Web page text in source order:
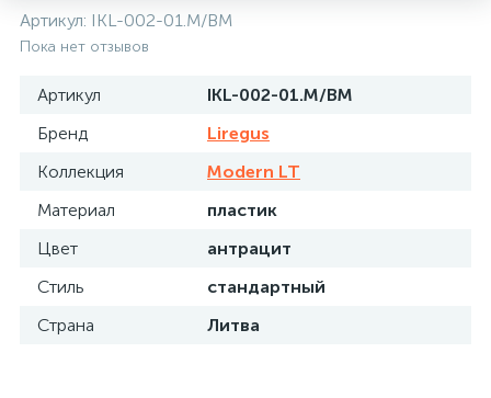
Артикул: IKL-002-01.M/BM
Пока нет отзывов
Артикул
IKL-002-01.M/BM
Бренд
Liregus
Коллекция
Modern LT
Материал
пластик
Цвет
антрацит
Стиль
стандартный
Страна
Литва